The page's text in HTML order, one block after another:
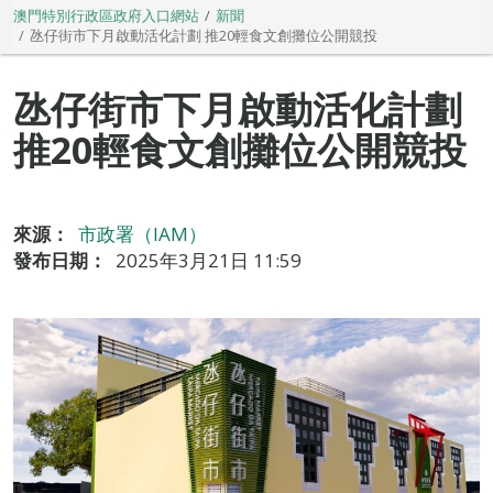
澳門特別行政區政府入口網站
新聞
氹仔街市下月啟動活化計劃 推20輕食文創攤位公開競投
氹仔街市下月啟動活化計劃
推20輕食文創攤位公開競投
來源：
市政署（IAM）
發布日期：
2025年3月21日 11:59